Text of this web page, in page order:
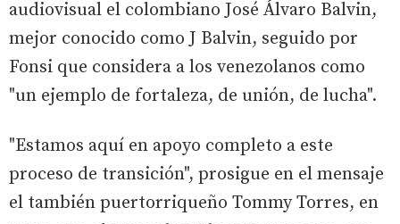
audiovisual el colombiano José Álvaro Balvin,
mejor conocido como J Balvin, seguido por
Fonsi que considera a los venezolanos como
"un ejemplo de fortaleza, de unión, de lucha".
"Estamos aquí en apoyo completo a este
proceso de transición", prosigue en el mensaje
el también puertorriqueño Tommy Torres, en